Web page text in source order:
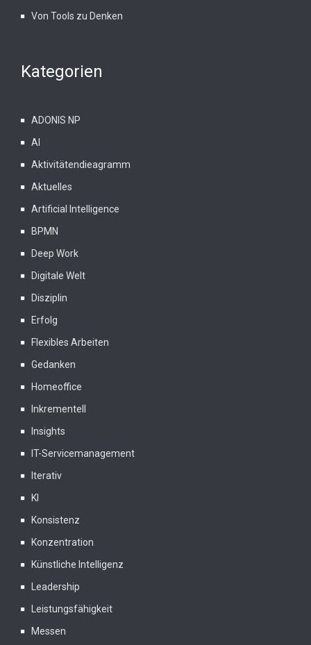
Von Tools zu Denken
Kategorien
ADONIS NP
AI
Aktivitätendieagramm
Aktuelles
Artificial Intelligence
BPMN
Deep Work
Digitale Welt
Disziplin
Erfolg
Flexibles Arbeiten
Gedanken
Homeoffice
Inkrementell
Insights
IT-Servicemanagement
Iterativ
KI
Konsistenz
Konzentration
Künstliche Intelligenz
Leadership
Leistungsfähigkeit
Messen